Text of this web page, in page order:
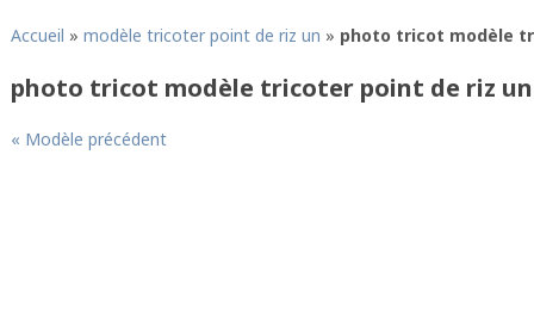
Accueil » modèle tricoter point de riz un » photo tricot modèle
photo tricot modèle tricoter point de riz un
« Modèle précédent